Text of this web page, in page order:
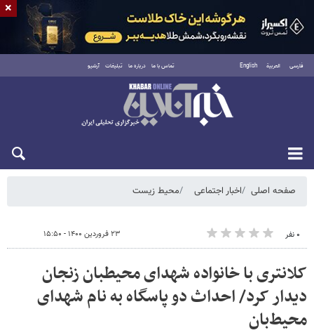
فارسی العربية English تماس با ما درباره ما تبلیغات آرشیو
شنبه ۱۷ مرداد ۱۴۰۵
صفحه اصلی اخبار اجتماعی محیط زیست
۰ نفر ۲۳ فروردین ۱۴۰۰ - ۱۵:۵۰
کلانتری با خانواده شهدای محیطبان زنجان
دیدار کرد/ احداث دو پاسگاه به نام شهدای
محیط‌بان
×